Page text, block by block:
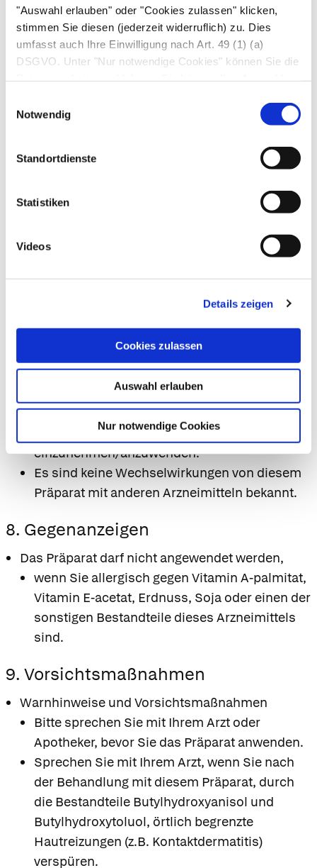
"Auswahl erlauben" oder "Cookies zulassen" klicken,
stimmen Sie diesen (jederzeit widerruflich) zu. Dies
umfasst auch Ihre Einwilligung nach Art. 49 (1) (a)
DSGVO. Unter "Nur notwendige Cookies" können Sie die
Notwendig
Standortdienste
Statistiken
Videos
Details zeigen
Cookies zulassen
Auswahl erlauben
Nur notwendige Cookies
Das Einatmen des terpineolhaltigen Nasen-
Öls kann Hustenreiz auslösen.
Sehr selten: kann bis zu 1 von 10 000
Behandelten betreffen
Hautreaktionen, Brennen der
Wenn Sie Nebenwirkungen bemerken, wenden
Sie sich an Ihren Arzt, Apotheker oder das
Nebenwirkungen, die nicht angegeben sind.
7. Wechselwirkungen
Arzneimitteln
Informieren Sie Ihren Arzt oder Apotheker,
wenn Sie andere Arzneimittel
einnehmen/anwenden, kürzlich
eingenommen/angewendet haben oder
beabsichtigen andere Arzneimittel
einzunehmen/anzuwenden.
Es sind keine Wechselwirkungen von diesem
Präparat mit anderen Arzneimitteln bekannt.
8. Gegenanzeigen
Das Präparat darf nicht angewendet werden,
wenn Sie allergisch gegen Vitamin A-palmitat,
Vitamin E-acetat, Erdnuss, Soja oder einen der
sonstigen Bestandteile dieses Arzneimittels
sind.
9. Vorsichtsmaßnahmen
Warnhinweise und Vorsichtsmaßnahmen
Bitte sprechen Sie mit Ihrem Arzt oder
Apotheker, bevor Sie das Präparat anwenden.
Sprechen Sie mit Ihrem Arzt, wenn Sie nach
der Behandlung mit diesem Präparat, durch
die Bestandteile Butylhydroxyanisol und
Butylhydroxytoluol, örtlich begrenzte
Hautreizungen (z.B. Kontaktdermatitis)
verspüren.